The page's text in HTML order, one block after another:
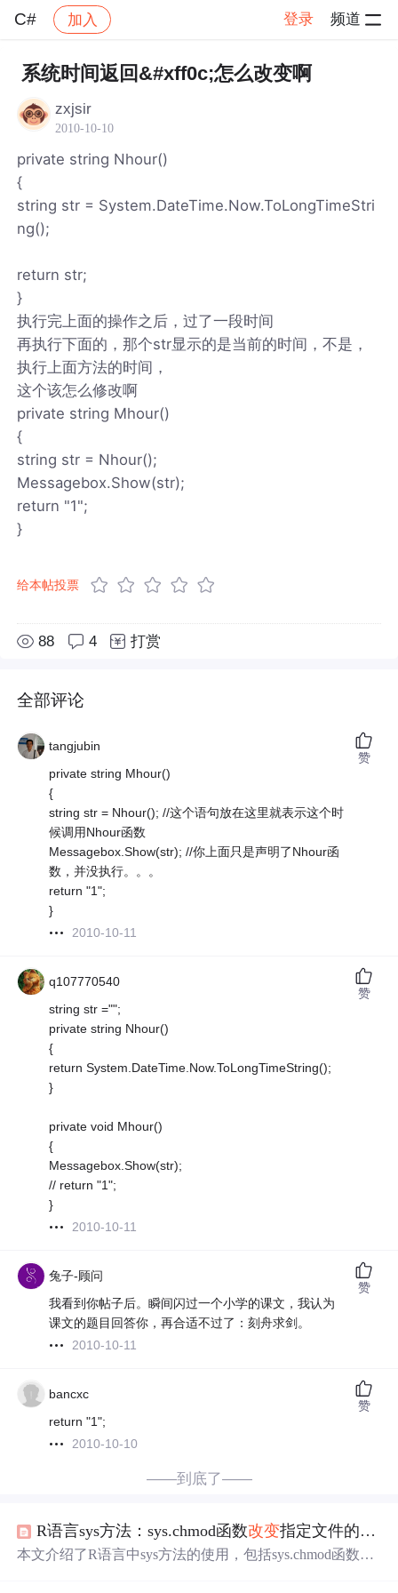
C# 加入 登录 频道
社区 C# 帖子详情
系统时间返回&#xff0c;怎么改变啊
zxjsir
2010-10-10
private string Nhour()
{
string str = System.DateTime.Now.ToLongTimeStri
ng();
return str;
}
执行完上面的操作之后，过了一段时间
再执行下面的，那个str显示的是当前的时间，不是，
执行上面方法的时间，
这个该怎么修改啊
private string Mhour()
{
string str = Nhour();
Messagebox.Show(str);
return "1";
}
给本帖投票
88 4 打赏
全部评论
tangjubin
private string Mhour()
{
string str = Nhour(); //这个语句放在这里就表示这个时
候调用Nhour函数
Messagebox.Show(str); //你上面只是声明了Nhour函
数，并没执行。。。
return "1";
}
2010-10-11
赞
q107770540
string str ="";
private string Nhour()
{
return System.DateTime.Now.ToLongTimeString();
}
private void Mhour()
{
Messagebox.Show(str);
// return "1";
}
2010-10-11
赞
兔子-顾问
我看到你帖子后。瞬间闪过一个小学的课文，我认为
课文的题目回答你，再合适不过了：刻舟求剑。
2010-10-11
赞
bancxc
return "1";
2010-10-10
赞
——到底了——
R语言sys方法：sys.chmod函数改变指定文件的权限、Sys.Date函数
本文介绍了R语言中sys方法的使用，包括sys.chmod函数如